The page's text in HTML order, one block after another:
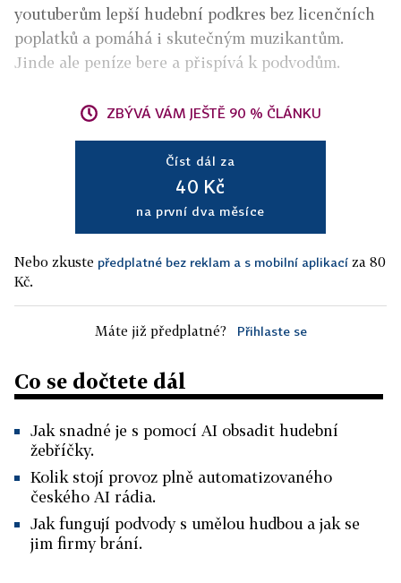
youtuberům lepší hudební podkres bez licenčních
poplatků a pomáhá i skutečným muzikantům.
Jinde ale peníze bere a přispívá k podvodům.
ZBÝVÁ VÁM JEŠTĚ 90 % ČLÁNKU
Číst dál za
40 Kč
na první dva měsíce
Nebo zkuste předplatné bez reklam a s mobilní aplikací za 80
Kč.
Máte již předplatné? Přihlaste se
Co se dočtete dál
Jak snadné je s pomocí AI obsadit hudební
žebříčky.
Kolik stojí provoz plně automatizovaného
českého AI rádia.
Jak fungují podvody s umělou hudbou a jak se
jim firmy brání.